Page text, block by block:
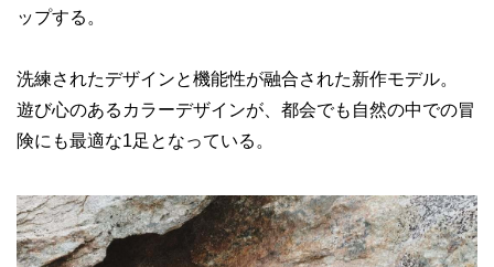
ップする。
洗練されたデザインと機能性が融合された新作モデル。
遊び心のあるカラーデザインが、都会でも自然の中での冒
険にも最適な1足となっている。